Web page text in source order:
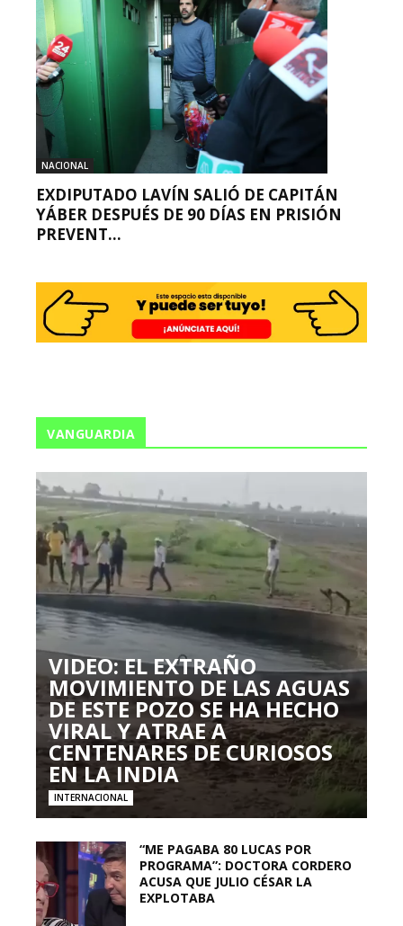
NACIONAL
EXDIPUTADO LAVÍN SALIÓ DE CAPITÁN
YÁBER DESPUÉS DE 90 DÍAS EN PRISIÓN
PREVENT...
VANGUARDIA
VIDEO: EL EXTRAÑO
MOVIMIENTO DE LAS AGUAS
DE ESTE POZO SE HA HECHO
VIRAL Y ATRAE A
CENTENARES DE CURIOSOS
EN LA INDIA
INTERNACIONAL
“ME PAGABA 80 LUCAS POR
PROGRAMA”: DOCTORA CORDERO
ACUSA QUE JULIO CÉSAR LA
EXPLOTABA